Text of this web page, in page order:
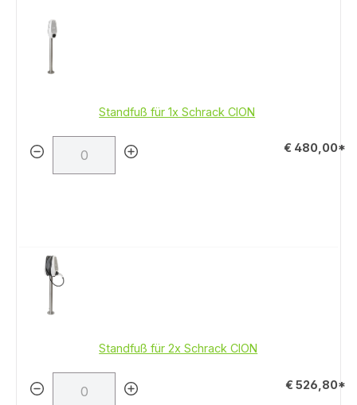
Standfuß für 1x Schrack CION
€ 480,00*
Standfuß für 2x Schrack CION
€ 526,80*